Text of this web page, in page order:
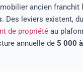
ancien franchit
. Des leviers existent, du
de propriété au
annuelle de 5 000